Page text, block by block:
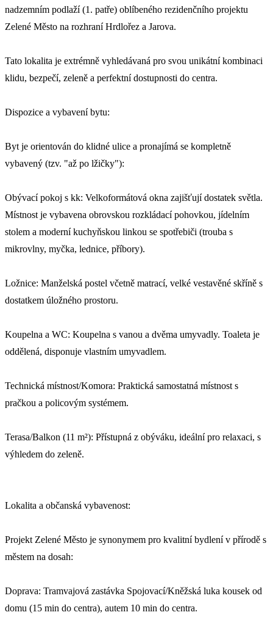
nadzemním podlaží (1. patře) oblíbeného rezidenčního projektu
Zelené Město na rozhraní Hrdlořez a Jarova.
Tato lokalita je extrémně vyhledávaná pro svou unikátní kombinaci
klidu, bezpečí, zeleně a perfektní dostupnosti do centra.
Dispozice a vybavení bytu:
Byt je orientován do klidné ulice a pronajímá se kompletně
vybavený (tzv. "až po lžičky"):
Obývací pokoj s kk: Velkoformátová okna zajišťují dostatek světla.
Místnost je vybavena obrovskou rozkládací pohovkou, jídelním
stolem a moderní kuchyňskou linkou se spotřebiči (trouba s
mikrovlny, myčka, lednice, příbory).
Ložnice: Manželská postel včetně matrací, velké vestavěné skříně s
dostatkem úložného prostoru.
Koupelna a WC: Koupelna s vanou a dvěma umyvadly. Toaleta je
oddělená, disponuje vlastním umyvadlem.
Technická místnost/Komora: Praktická samostatná místnost s
pračkou a policovým systémem.
Terasa/Balkon (11 m²): Přístupná z obýváku, ideální pro relaxaci, s
výhledem do zeleně.
Lokalita a občanská vybavenost:
Projekt Zelené Město je synonymem pro kvalitní bydlení v přírodě s
městem na dosah:
Doprava: Tramvajová zastávka Spojovací/Kněžská luka kousek od
domu (15 min do centra), autem 10 min do centra.